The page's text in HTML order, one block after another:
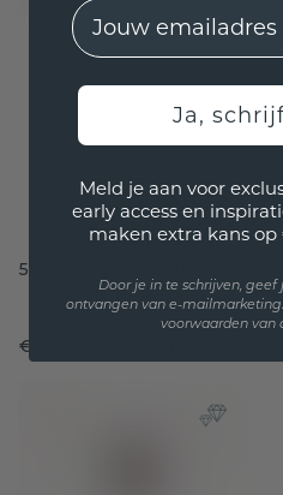
Hanger Frauke OVL
585 goud rhodoliet 7x5
mm
€ 532,-
EMail
Ja,
Meld je aan voor
early access en
maken extra kans
Door je in te schrijven,
ontvangen van e-mailmarketing.
voorwaarden van